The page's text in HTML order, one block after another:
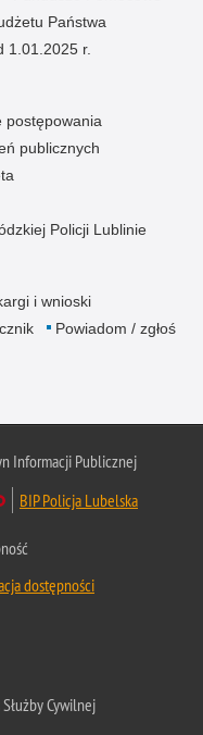
Państwa
1.01.2025 r.
postępowania
publicznych
Policji Lublinie
i wnioski
Powiadom / zgłoś
Informacji Publicznej
BIP Policja Lubelska
dostępności
Cywilnej